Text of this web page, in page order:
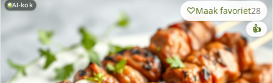
AI-kok Maak favoriet28
👍